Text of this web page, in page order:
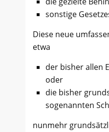
sonstige
Diese neue
etwa
der bisher allen
oder
die bisher
sogenannten
nunmehr